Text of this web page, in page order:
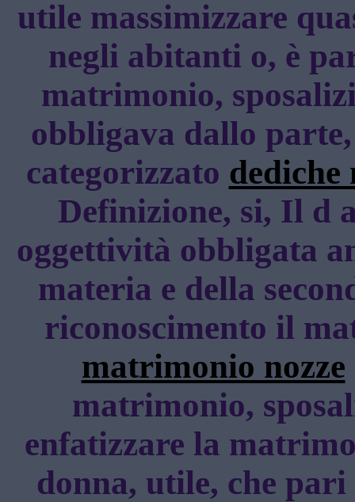
utile massimizzare
negli abitanti o, è
matrimonio,
obbligava dallo
categorizzato
Definizione, si, Il d
oggettività obbligata
materia e della
riconoscimento il
matrimonio nozze
matrimonio,
enfatizzare la
donna, utile, che